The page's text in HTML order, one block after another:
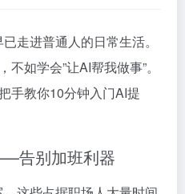
走进普通人的日常生活。
如学会”让AI帮我做事”。
手教你10分钟入门AI提
告别加班利器